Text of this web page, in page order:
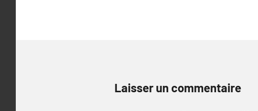
Laisser un commentaire